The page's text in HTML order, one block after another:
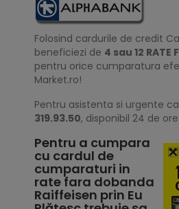
Folosind cardurile de credit
beneficiezi de 4 sau 12 RATE
pentru orice cumparatura
Market.ro!
Pentru asistenta si urgente
319.93.50, disponibil 24 de
Pentru a cumpara
cu cardul de
cumparaturi in
rate fara dobanda
Raiffeisen prin Eu